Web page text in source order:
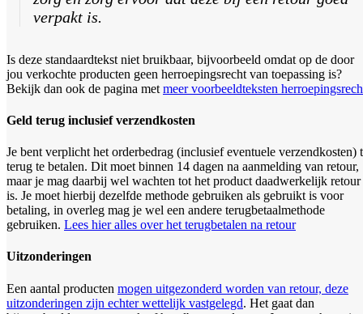
verpakt is.
Is deze standaardtekst niet bruikbaar, bijvoorbeeld omdat op de door
jou verkochte producten geen herroepingsrecht van toepassing is?
Bekijk dan ook de pagina met meer voorbeeldteksten
Geld terug inclusief verzendkosten
Je bent verplicht het orderbedrag (inclusief eventuele verzendkosten)
terug te betalen. Dit moet binnen 14 dagen na aanmelding van retour,
maar je mag daarbij wel wachten tot het product daadwerkelijk retour
is. Je moet hierbij dezelfde methode gebruiken als gebruikt is voor
betaling, in overleg mag je wel een andere terugbetaalmethode
gebruiken. Lees hier alles over het terugbetalen na retour
Uitzonderingen
Een aantal producten mogen uitgezonderd worden van retour, deze
uitzonderingen zijn echter wettelijk vastgelegd. Het gaat dan